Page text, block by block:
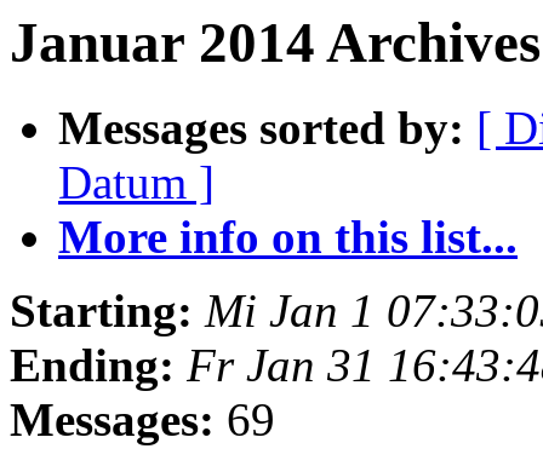
Januar 2014
Messages sorted by: [
Datum ]
More info on this list...
Starting: Mi Jan 1
Ending: Fr Jan 31
Messages: 69